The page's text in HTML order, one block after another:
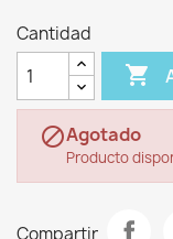
Cantidad

Agotado
Producto
Compartir